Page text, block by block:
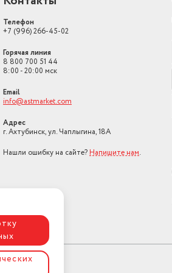
Для газовых плит
Телефон
+7 (996) 266-45-02
Горячая линия
8 800 700 51 44
8:00 - 20:00 мск
Email
info@astmarket.com
Адрес
г. Ахтубинск, ул. Чаплыгина, 18А
Нашли ошибку на сайте?Напишите нам